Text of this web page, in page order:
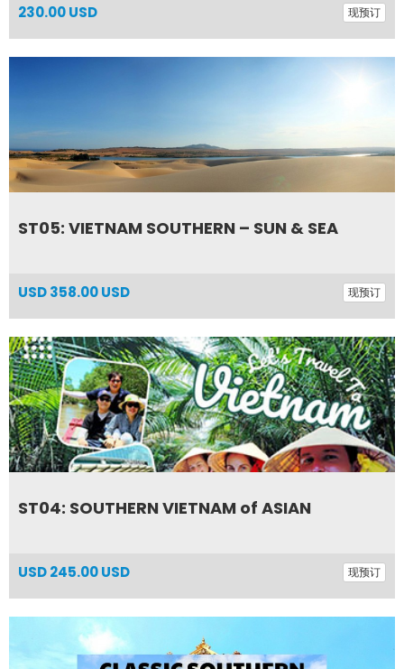
230.00 USD 现预订
ST05: VIETNAM SOUTHERN – SUN & SEA
USD358.00 USD 现预订
ST04: SOUTHERN VIETNAM of ASIAN
USD245.00 USD 现预订